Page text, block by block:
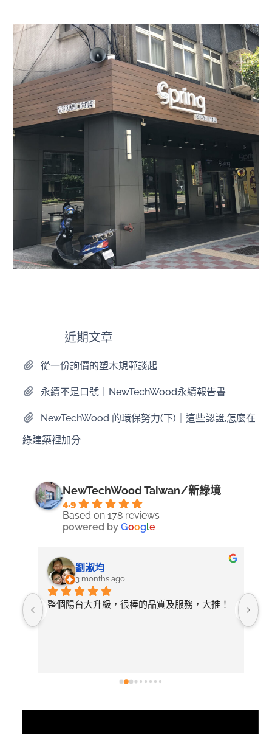
春興進口衛浴｜招牌
牆板圍籬天花
近期文章
從一份詢價的塑木規範談起
永續不是口號｜NewTechWood永續報告書
NewTechWood 的環保努力(下)｜這些認證,怎麼在
綠建築裡加分
NewTechWood Taiwan/新綠境
4.9
Based on 178 reviews
powered byGoogle
劉淑均
3 months ago
整個陽台大升級，很棒的品質及服務，大推！